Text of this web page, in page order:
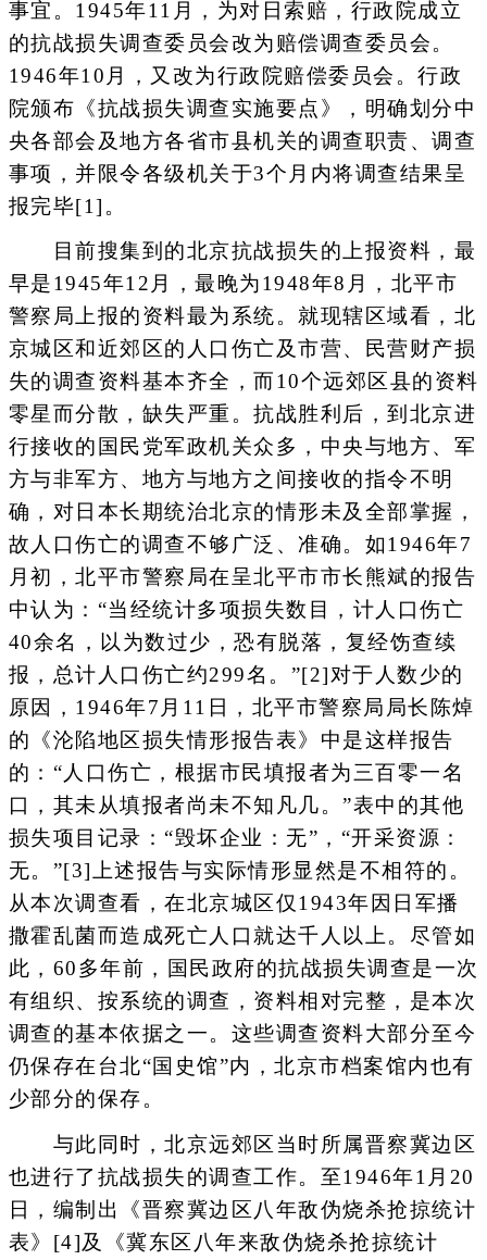
事宜。1945年11月，为对日索赔，行政院成立
的抗战损失调查委员会改为赔偿调查委员会。
1946年10月，又改为行政院赔偿委员会。行政
院颁布《抗战损失调查实施要点》，明确划分中
央各部会及地方各省市县机关的调查职责、调查
事项，并限令各级机关于3个月内将调查结果呈
报完毕[1]。
目前搜集到的北京抗战损失的上报资料，最
早是1945年12月，最晚为1948年8月，北平市
警察局上报的资料最为系统。就现辖区域看，北
京城区和近郊区的人口伤亡及市营、民营财产损
失的调查资料基本齐全，而10个远郊区县的资料
零星而分散，缺失严重。抗战胜利后，到北京进
行接收的国民党军政机关众多，中央与地方、军
方与非军方、地方与地方之间接收的指令不明
确，对日本长期统治北京的情形未及全部掌握，
故人口伤亡的调查不够广泛、准确。如1946年7
月初，北平市警察局在呈北平市市长熊斌的报告
中认为：“当经统计多项损失数目，计人口伤亡
40余名，以为数过少，恐有脱落，复经饬查续
报，总计人口伤亡约299名。”[2]对于人数少的
原因，1946年7月11日，北平市警察局局长陈焯
的《沦陷地区损失情形报告表》中是这样报告
的：“人口伤亡，根据市民填报者为三百零一名
口，其未从填报者尚未不知凡几。”表中的其他
损失项目记录：“毁坏企业：无”，“开采资源：
无。”[3]上述报告与实际情形显然是不相符的。
从本次调查看，在北京城区仅1943年因日军播
撒霍乱菌而造成死亡人口就达千人以上。尽管如
此，60多年前，国民政府的抗战损失调查是一次
有组织、按系统的调查，资料相对完整，是本次
调查的基本依据之一。这些调查资料大部分至今
仍保存在台北“国史馆”内，北京市档案馆内也有
少部分的保存。
与此同时，北京远郊区当时所属晋察冀边区
也进行了抗战损失的调查工作。至1946年1月20
日，编制出《晋察冀边区八年敌伪烧杀抢掠统计
表》[4]及《冀东区八年来敌伪烧杀抢掠统计